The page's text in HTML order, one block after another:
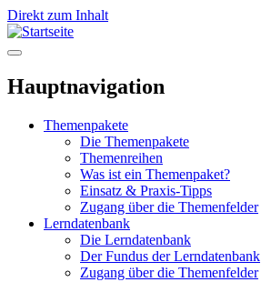
Direkt zum Inhalt
Hauptnavigation
Themenpakete
Die Themenpakete
Themenreihen
Was ist ein Themenpaket?
Einsatz & Praxis-Tipps
Zugang über die Themenfelder
Lerndatenbank
Die Lerndatenbank
Der Fundus der Lerndatenbank
Zugang über die Themenfelder